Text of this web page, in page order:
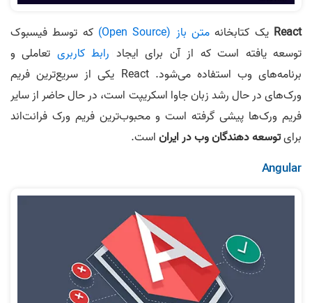
React یک کتابخانه متن باز (Open Source)
که توسط فیسبوک
توسعه یافته است که از آن برای ایجاد رابط کاربری تعاملی و
برنامه‌های وب استفاده می‌شود. React یکی از سریع‌ترین فریم
ورک‌های در حال رشد زبان جاوا اسکریپت است، در حال حاضر از سایر
فریم ورک‌ها پیشی گرفته است و محبوب‌ترین فریم ورک فرانت‌اند
برایتوسعه دهندگان وب در ایراناست.
Angular